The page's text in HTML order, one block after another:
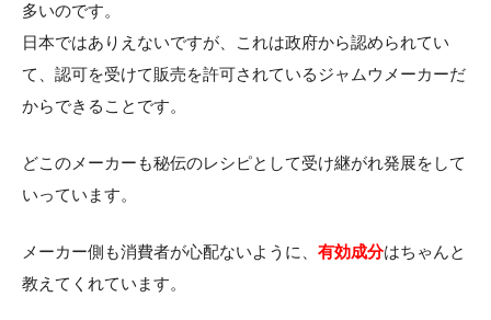
多いのです。
日本ではありえないですが、これは政府から認められてい
て、認可を受けて販売を許可されているジャムウメーカーだ
からできることです。
どこのメーカーも秘伝のレシピとして受け継がれ発展をして
いっています。
メーカー側も消費者が心配ないように、 有効成分はちゃんと
教えてくれています。